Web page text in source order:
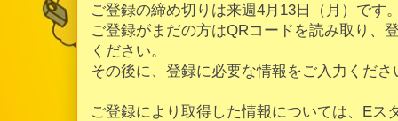
ご登録の締め切りは来週4月13日（月）です
ご登録がまだの方はQRコードを読み取り、
ください。
その後に、登録に必要な情報をご入力くださ
ご登録により取得した情報については、Eス